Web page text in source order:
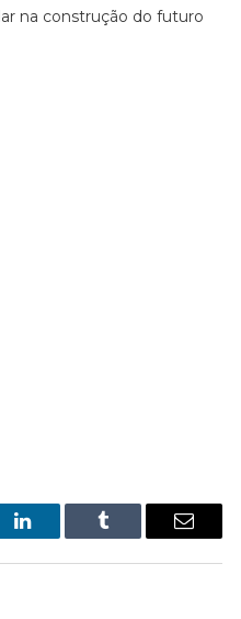
na construção do futuro
LinkedIn Tumblr
E-